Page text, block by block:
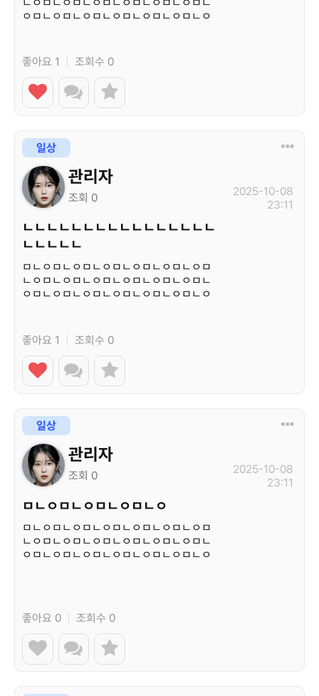
ㅇㅁㄴㅇㅁㄴㅇㅁㄴㅇㅁㄴㅇㅁㄴㅇㅁㄴㅇ
좋아요 1 조회수 0
일상
관리자
조회 0
ㄴㄴㄴㄴㄴㄴㄴㄴㄴㄴㄴㄴㄴㄴㄴㄴ
ㄴㄴㄴㄴㄴ
ㅁㄴㅇㅁㄴㅇㅁㄴㅇㅁㄴㅇㅁㄴㅇㅁㄴㅇㅁ
ㄴㅇㅁㄴㅇㅁㄴㅇㅁㄴㅇㅁㄴㅇㅁㄴㅇㅁㄴ
ㅇㅁㄴㅇㅁㄴㅇㅁㄴㅇㅁㄴㅇㅁㄴㅇㅁㄴㅇ
2025-10-08
23:11
좋아요 1 조회수 0
일상
관리자
조회 0
ㅁㄴㅇㅁㄴㅇㅁㄴㅇㅁㄴㅇ
ㅁㄴㅇㅁㄴㅇㅁㄴㅇㅁㄴㅇㅁㄴㅇㅁㄴㅇㅁ
ㄴㅇㅁㄴㅇㅁㄴㅇㅁㄴㅇㅁㄴㅇㅁㄴㅇㅁㄴ
ㅇㅁㄴㅇㅁㄴㅇㅁㄴㅇㅁㄴㅇㅁㄴㅇㅁㄴㅇ
2025-10-08
23:11
좋아요 0 조회수 0